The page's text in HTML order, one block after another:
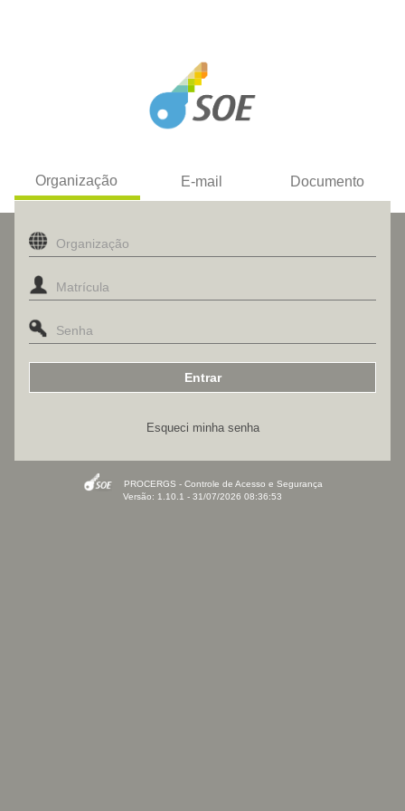
Organização E-mail Documento
Esqueci minha senha
PROCERGS - Controle de Acesso e Segurança
Versão: 1.10.1 - 31/07/2026 08:36:53